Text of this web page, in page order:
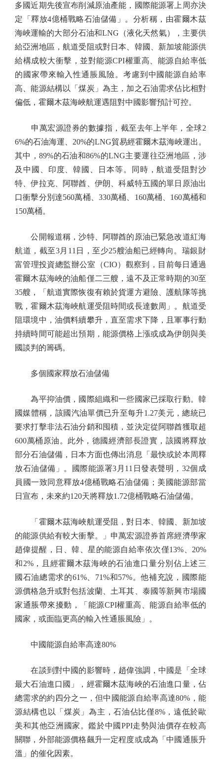
多國近期先後宣布削減原油產能，國際能源署上周亦決
定「釋放4億桶戰略石油儲備」。分析稱，由霍爾木茲
海峽運輸的大部分石油和LNG（液化天然氣），主要供
給亞洲地區，航道受阻或對日本、韓國、新加坡能源供
給構成較大衝擊，並對能源CPI權重高、能源自給率低
的國家帶來輸入性通脹風險。考慮到中國能源自給率
高、能源結構以「煤炭」為主，加之石油需求佔比相對
偏低，霍爾木茲海峽航運遇阻對中國影響預計可控。
申萬宏源證券的數據指，截至去年上半年，全球2
6%的石油海運、20%的LNG貿易經霍爾木茲海峽運出。
其中，89%的石油和86%的LNG主要運往亞洲地區，涉
及中國、印度、韓國、日本等。同時，航道受阻對沙
特、伊拉克、阿聯酋、伊朗、科威特五國的單日原油出
口衝擊分別達560萬桶、330萬桶、160萬桶、160萬桶和
150萬桶。
公開報道稱，沙特、阿聯酋的原油已緊急改道紅海
航道，截至3月11日，至少25艘油船已經轉向。瑞銀財
富管理投資總監辦公室（CIO）觀察到，目前每日通過
霍爾木茲海峽的油船僅二三艘，遠不及正常時期的30至
35艘，「航道實際恢復有賴於貨運方避險、護航隊等挑
戰，霍爾木茲海峽航運受阻時間或長達數周」。航道受
阻環境中，油價料續攀升，直至需求下降，且軍事行動
持續時間可能超出預期，能源價格上漲或成為伊朗與美
國談判的籌碼。
多個國家釋放石油儲備
為平抑油價，國際組織和一些國家已採取行動。韓
國媒體稱，該國汽油單價已升至每升1.27美元，總統已
要求打擊非法石油分銷和囤積，並決定從阿聯酋獲取超
600萬桶原油。此外，德國經濟部長證實，該國將釋放
部分石油儲備，日本方面也傳出消息「最快或於本周釋
放石油儲備」。國際能源署3月11日發表聲明，32個成
員國一致同意釋放4億桶戰略石油儲備；美國能源部當
日宣布，未來約120天將釋放1.72億桶戰略石油儲備。
「霍爾木茲海峽航運受阻，對日本、韓國、新加坡
的能源供給有較大衝擊。」申萬宏源證券首席經濟學家
趙偉提醒，日、韓、星的能源自給率依次僅13%、20%
和2%，且經霍爾木茲海峽的石油進口量分別佔上述三
國石油總需求的61%、71%和57%。他補充說，國際能
源價格急升或對包括波蘭、土耳其、泰國等新興市場國
家通脹帶來擾動，「能源CPI權重高、能源自給率低的
國家，或面臨更高的輸入性通脹風險」。
中國能源自給率高達80%
在談到對中國的影響時，趙偉強調，中國是「全球
最大石油進口國」，經霍爾木茲海峽的石油進口量，佔
總需求的約四分之一，但中國能源自給率高達80%，能
源結構也以「煤炭」為主，石油佔比僅8%，遠低於歐
美和其他亞洲國家。鑑於中國PPI走勢與油價存在較高
關聯，外部能源價格飆升一定程度或成為「中國通脹升
溫」的催化因素。